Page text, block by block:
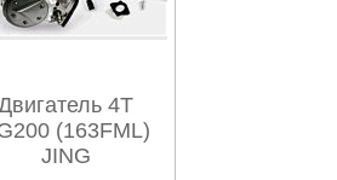
4T
(163FML)
JING